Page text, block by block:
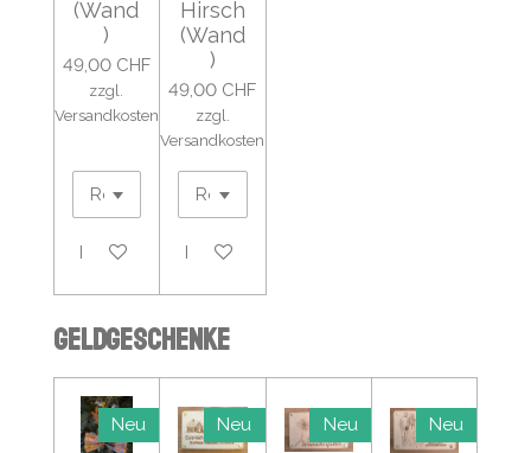
(Wand
)
49,00 CHF
zzgl.
Versandkosten
In den Warenkorb
Hirsch
(Wand
)
49,00 CHF
zzgl.
Versandkosten
In den Warenkorb
Geldgeschenke
Neu Neu Neu Neu